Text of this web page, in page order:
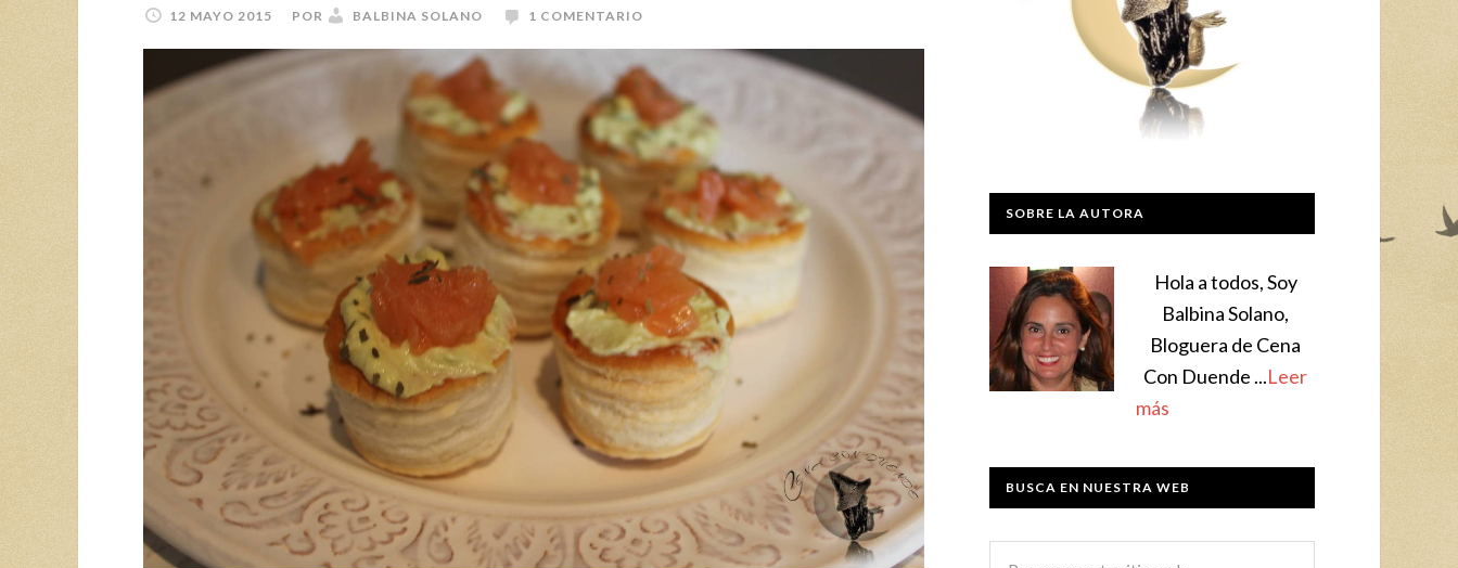
12 MAYO 2015 POR BALBINA SOLANO 1 COMENTARIO
SOBRE LA AUTORA
Hola a todos, Soy
Balbina Solano,
Bloguera de Cena
Con Duende ...Leer
más
BUSCA EN NUESTRA WEB